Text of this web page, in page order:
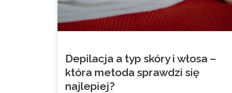
Depilacja a typ skóry i włosa –
która metoda sprawdzi się
najlepiej?